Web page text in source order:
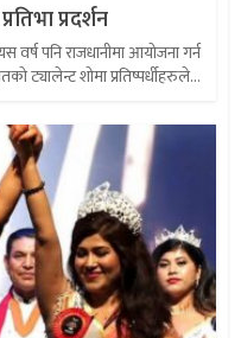
प्रदर्शन
पनि राजधानीमा आयोजना गर्न
ट्यालेन्ट शोमा प्रतिष्पर्धीहरुले...